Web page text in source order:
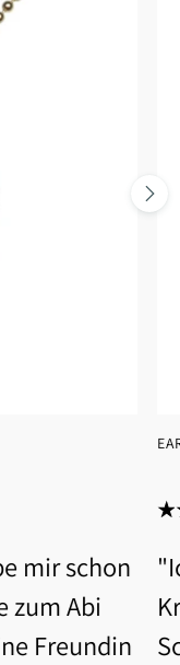
mir schon
zum Abi
Freundin